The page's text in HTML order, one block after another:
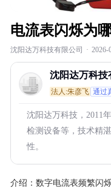
电流表闪烁为
沈阳达万科技有限公司 · 2026-
沈阳达万科技
法人:朱彦飞 通过
沈阳达万科技，2011
检测设备等，技术精
性。
介绍： 数字电流表频繁闪